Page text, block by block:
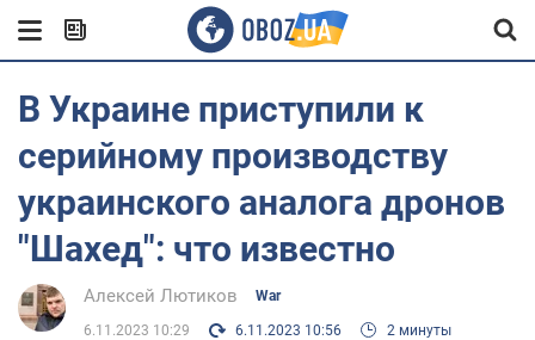
В Украине приступили к
серийному производству
украинского аналога дронов
"Шахед": что известно
Алексей Лютиков War
6.11.2023 10:29 6.11.2023 10:56
2 минуты